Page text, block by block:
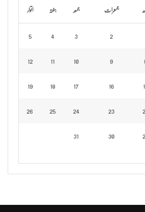
جمعرات جمعہ ہفتہ اتوار
2
3
4
5
9
10
11
12
16
17
18
19
23
24
25
26
30
31